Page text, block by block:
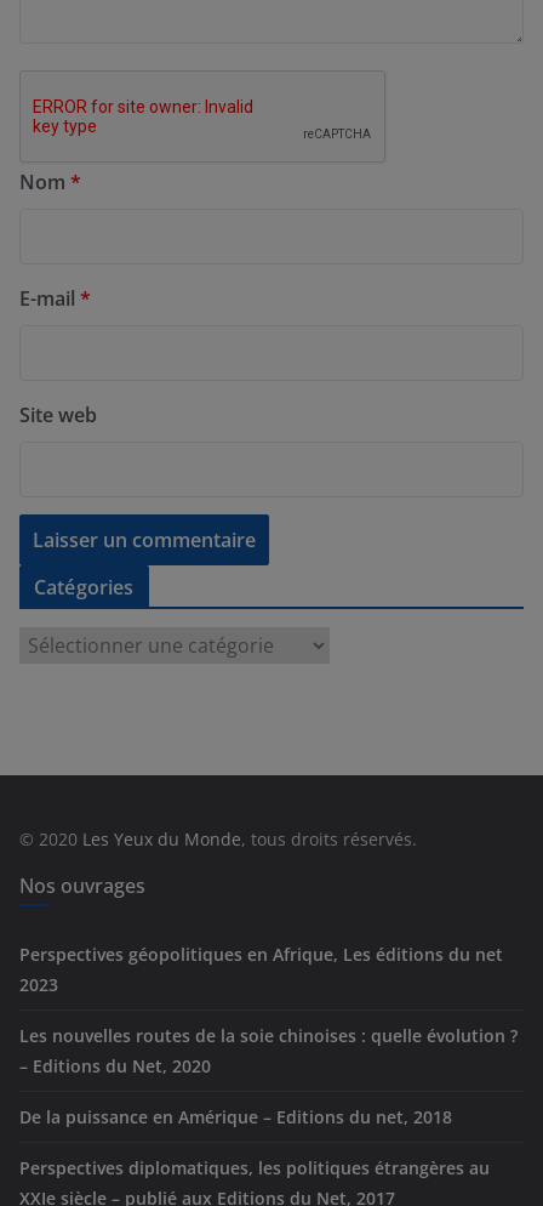
Nom *
E-mail *
Site web
Catégories
e
s
© 2020 Les Yeux du Monde, tous droits réservés.
Nos ouvrages
Perspectives géopolitiques en Afrique, Les éditions du net
2023
Les nouvelles routes de la soie chinoises : quelle évolution ?
– Editions du Net, 2020
De la puissance en Amérique – Editions du net, 2018
Perspectives diplomatiques, les politiques étrangères au
XXIe siècle – publié aux Editions du Net, 2017